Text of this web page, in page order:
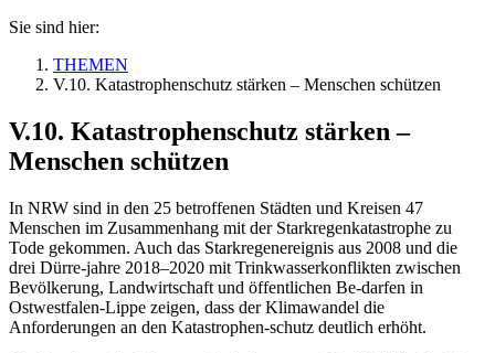
Sie sind hier:
THEMEN
V.10. Katastrophenschutz stärken – Menschen schützen
V.10. Katastrophenschutz stärken –
Menschen schützen
In NRW sind in den 25 betroffenen Städten und Kreisen 47
Menschen im Zusammenhang mit der Starkregenkatastrophe zu
Tode gekommen. Auch das Starkregenereignis aus 2008 und die
drei Dürre-jahre 2018–2020 mit Trinkwasserkonflikten zwischen
Bevölkerung, Landwirtschaft und öffentlichen Be-darfen in
Ostwestfalen-Lippe zeigen, dass der Klimawandel die
Anforderungen an den Katastrophen-schutz deutlich erhöht.